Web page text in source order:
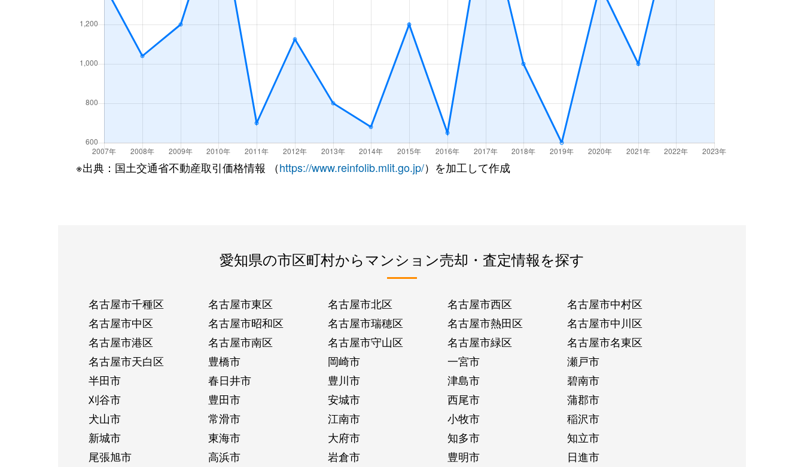
※出典：国土交通省不動産取引価格情報 （https://www.reinfolib.mlit.go.jp/）を加工して作成
愛知県の市区町村からマンション売却・査定情報を探す
名古屋市千種区 名古屋市東区 名古屋市北区 名古屋市西区
名古屋市中村区
名古屋市中区
名古屋市昭和区 名古屋市瑞穂区 名古屋市熱田区
名古屋市中川区
名古屋市港区
名古屋市南区 名古屋市守山区 名古屋市緑区
名古屋市名東区
名古屋市天白区
豊橋市 岡崎市 一宮市
瀬戸市
半田市
春日井市 豊川市 津島市
碧南市
刈谷市
豊田市 安城市 西尾市
蒲郡市
犬山市
常滑市 江南市 小牧市
稲沢市
新城市
東海市 大府市 知多市
知立市
尾張旭市
高浜市 岩倉市 豊明市 日進市